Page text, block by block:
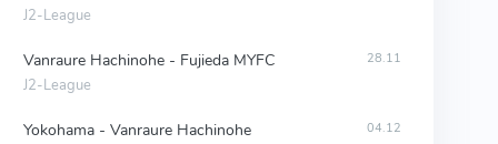
J2-League
Vanraure Hachinohe - Fujieda MYFC
J2-League
28.11
Yokohama - Vanraure Hachinohe 04.12